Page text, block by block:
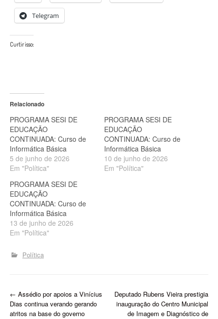
Telegram
Curtir isso:
Relacionado
PROGRAMA SESI DE
EDUCAÇÃO
CONTINUADA: Curso de
Informática Básica
5 de junho de 2026
Em "Política"
PROGRAMA SESI DE
EDUCAÇÃO
CONTINUADA: Curso de
Informática Básica
10 de junho de 2026
Em "Política"
PROGRAMA SESI DE
EDUCAÇÃO
CONTINUADA: Curso de
Informática Básica
13 de junho de 2026
Em "Política"
Política
P
o
← Assédio por apoios a Vinícius
Dias continua verando gerando
atritos na base do governo
Deputado Rubens Vieira prestigia
inauguração do Centro Municipal
de Imagem e Diagnóstico de